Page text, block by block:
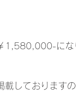
1,580,000-にな
載しております